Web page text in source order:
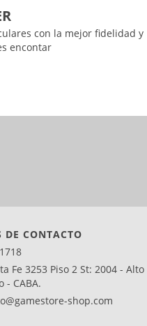
con la mejor fidelidad y
encontar
DE CONTACTO
Fe 3253 Piso 2 St: 2004 - Alto
- CABA.
shop.com